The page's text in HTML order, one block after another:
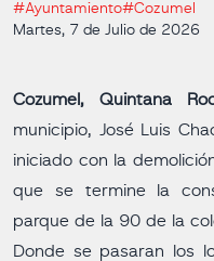
#Ayuntamiento#Cozumel
Martes, 7 de Julio de 2026
Cozumel, Quintana
municipio, José Luis
iniciado con la
que se termine la
parque de la 90 de la
Donde se pasaran los